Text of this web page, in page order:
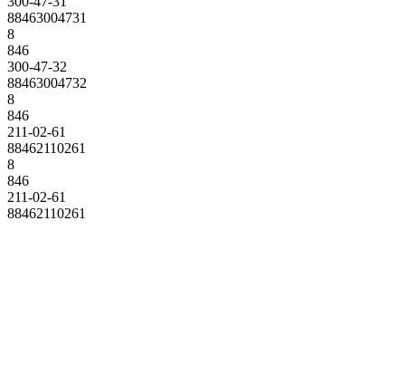
88463004731
8
846
300-47-32
88463004732
8
846
211-02-61
88462110261
8
846
211-02-61
88462110261